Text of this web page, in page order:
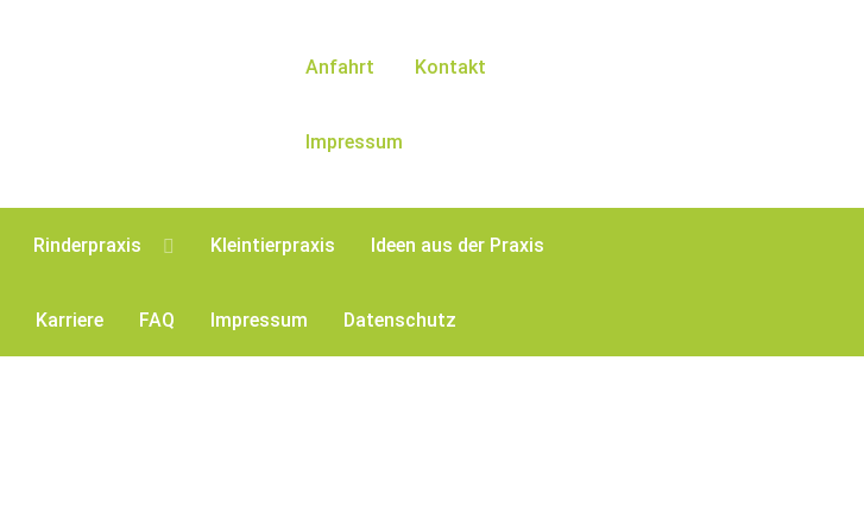
Anfahrt Kontakt
Impressum
Rinderpraxis Kleintierpraxis Ideen aus der Praxis
Karriere FAQ Impressum Datenschutz